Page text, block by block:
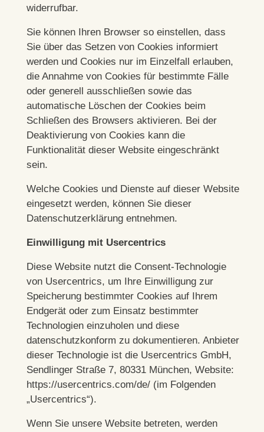
widerrufbar.
Sie können Ihren Browser so einstellen, dass
Sie über das Setzen von Cookies informiert
werden und Cookies nur im Einzelfall erlauben,
die Annahme von Cookies für bestimmte Fälle
oder generell ausschließen sowie das
automatische Löschen der Cookies beim
Schließen des Browsers aktivieren. Bei der
Deaktivierung von Cookies kann die
Funktionalität dieser Website eingeschränkt
sein.
Welche Cookies und Dienste auf dieser Website
eingesetzt werden, können Sie dieser
Datenschutzerklärung entnehmen.
Einwilligung mit Usercentrics
Diese Website nutzt die Consent-Technologie
von Usercentrics, um Ihre Einwilligung zur
Speicherung bestimmter Cookies auf Ihrem
Endgerät oder zum Einsatz bestimmter
Technologien einzuholen und diese
datenschutzkonform zu dokumentieren. Anbieter
dieser Technologie ist die Usercentrics GmbH,
Sendlinger Straße 7, 80331 München, Website:
https://usercentrics.com/de/(im Folgenden
„Usercentrics“).
Wenn Sie unsere Website betreten, werden